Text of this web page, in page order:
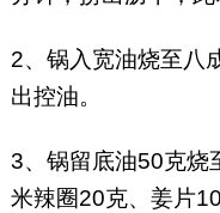
2、锅入宽油烧至八
出控油。
3、锅留底油50克烧
米辣圈20克、姜片